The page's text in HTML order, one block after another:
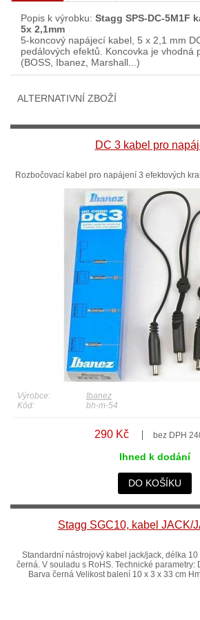
Popis k výrobku: Stagg SPS-DC-5M1F
5x 2,1mm
5-koncový napájecí kabel, 5 x 2,1 mm
pedálových efektů. Koncovka je vhodná
(BOSS, Ibanez, Marshall...)
ALTERNATIVNÍ ZBOŽÍ
DC 3 kabel pro
Rozbočovací kabel pro napájení 3 efektových
Výrobce:
Ibanez
Kód:
bh-m-54
290 Kč bez DPH
Ihned k dodání
DO KOŠÍKU
Stagg SGC10, kabel JACK/
Standardní nástrojový kabel jack/jack, délka 10
černá. V souladu s RoHS. Technické parametry:
Barva černá Velikost balení 10 x 3 x 33 cm